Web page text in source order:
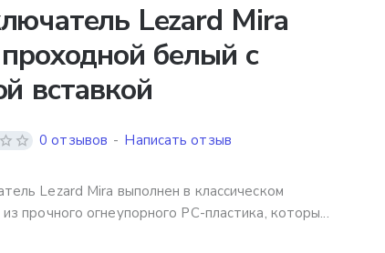
Lezard Mira
белый с
вставкой
Lezard Mira выполнен в классическом
прочного огнеупорного PC-пластика, которы...
0 отзывов - Написать отзыв